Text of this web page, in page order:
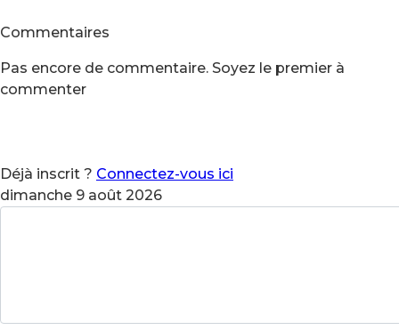
Commentaires
Pas encore de commentaire. Soyez le premier à
commenter
Déjà inscrit ? Connectez-vous ici
dimanche 9 août 2026